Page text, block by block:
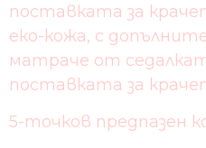
поставката за
еко-кожа, с
матраче от
поставката за
5-точков предпазен